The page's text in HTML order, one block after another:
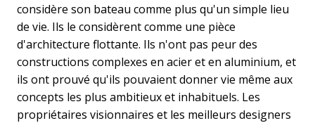
considère son bateau comme plus qu'un simple lieu
de vie. Ils le considèrent comme une pièce
d'architecture flottante. Ils n'ont pas peur des
constructions complexes en acier et en aluminium, et
ils ont prouvé qu'ils pouvaient donner vie même aux
concepts les plus ambitieux et inhabituels. Les
propriétaires visionnaires et les meilleurs designers